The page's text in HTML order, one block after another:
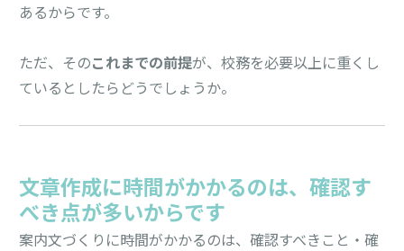
あるからです。
ただ、そのこれまでの前提が、校務を必要以上に重くし
ているとしたらどうでしょうか。
文章作成に時間がかかるのは、確認す
べき点が多いからです
案内文づくりに時間がかかるのは、確認すべきこと・確